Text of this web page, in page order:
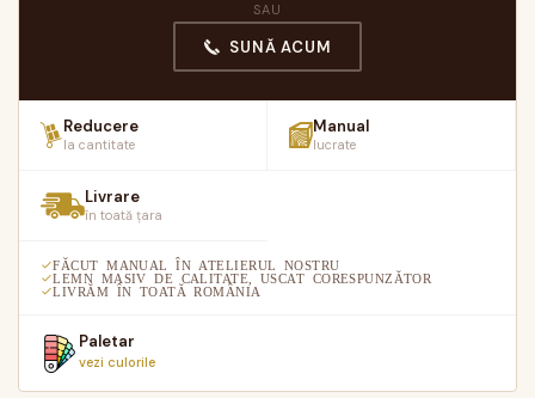
SAU
SUNĂ ACUM
Reducere
la cantitate
Manual
lucrate
Livrare
în toată țara
FĂCUT MANUAL ÎN ATELIERUL NOSTRU
LEMN MASIV DE CALITATE, USCAT CORESPUNZĂTOR
LIVRĂM ÎN TOATĂ ROMÂNIA
Paletar
vezi culorile